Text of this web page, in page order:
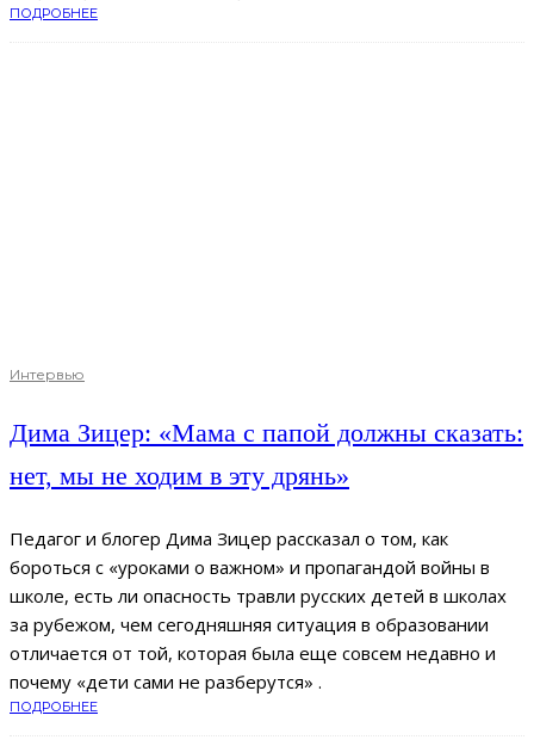
ПОДРОБНЕЕ
Интервью
Дима Зицер: «Мама с папой должны сказать:
нет, мы не ходим в эту дрянь»
Педагог и блогер Дима Зицер рассказал о том, как
бороться с «уроками о важном» и пропагандой войны в
школе, есть ли опасность травли русских детей в школах
за рубежом, чем сегодняшняя ситуация в образовании
отличается от той, которая была еще совсем недавно и
почему «дети сами не разберутся» .
ПОДРОБНЕЕ